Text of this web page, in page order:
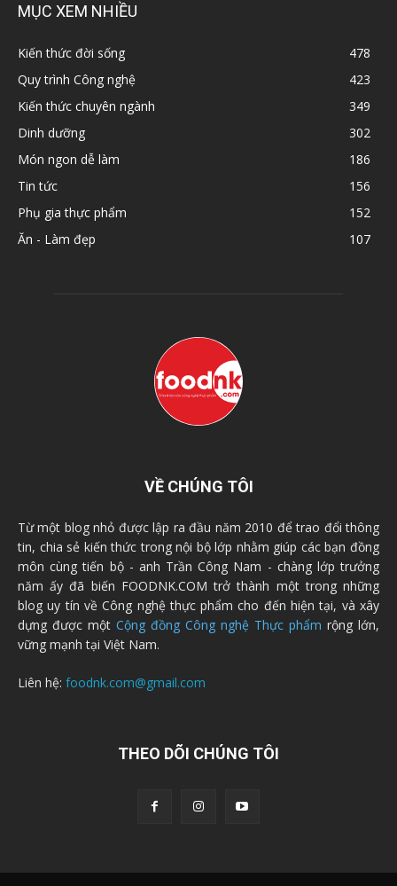
MỤC XEM NHIỀU
Kiến thức đời sống
478
Quy trình Công nghệ
423
Kiến thức chuyên ngành
349
Dinh dưỡng
302
Món ngon dễ làm
186
Tin tức
156
Phụ gia thực phẩm
152
Ăn - Làm đẹp
107
VỀ CHÚNG TÔI
Từ một blog nhỏ được lập ra đầu năm 2010 để trao đổi thông
tin, chia sẻ kiến thức trong nội bộ lớp nhằm giúp các bạn đồng
môn cùng tiến bộ - anh Trần Công Nam - chàng lớp trưởng
năm ấy đã biến FOODNK.COM trở thành một trong những
blog uy tín về Công nghệ thực phẩm cho đến hiện tại, và xây
dựng được một Cộng đồng Công nghệ Thực phẩm rộng lớn,
vững mạnh tại Việt Nam.
Liên hệ: foodnk.com@gmail.com
THEO DÕI CHÚNG TÔI